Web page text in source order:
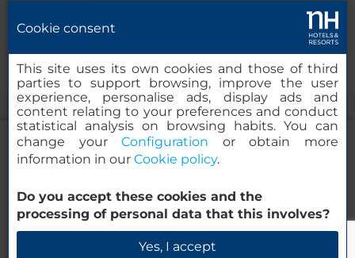
nhow Brussels Bloom
Verfügbarkeit prüfen
© 2000 – 2026 MINOR HOTELS EUROPE & AMERICAS Santa Engracia
120. 28003 Madrid, Spanien
Cookie consent
This site uses its own cookies and those of third
parties to support browsing, improve the user
experience, personalise ads, display ads and
content relating to your preferences and conduct
statistical analysis on browsing habits. You can
change yourConfiguration or obtain more
information in our Cookie policy.
Do you accept these cookies and the
processing of personal data that this involves?
Yes, I accept